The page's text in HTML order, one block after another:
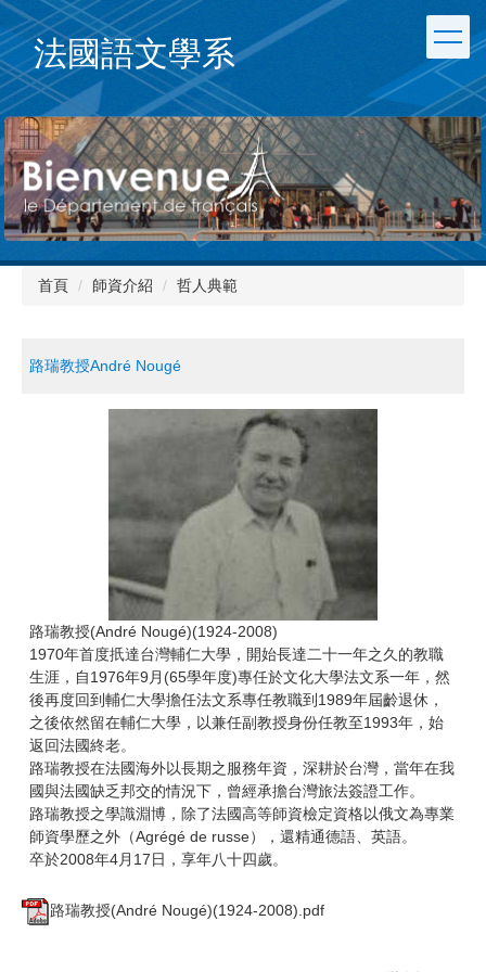
跳
到
主
要
內
容
區
法國語文學系
首頁 師資介紹 哲人典範
路瑞教授André Nougé
路瑞教授(André Nougé)(1924-2008)
1970年首度扺達台灣輔仁大學，開始長達二十一年之久的教職
生涯，自1976年9月(65學年度)專任於文化大學法文系一年，然
後再度回到輔仁大學擔任法文系專任教職到1989年屆齡退休，
之後依然留在輔仁大學，以兼任副教授身份任教至1993年，始
返回法國終老。
路瑞教授在法國海外以長期之服務年資，深耕於台灣，當年在我
國與法國缺乏邦交的情況下，曾經承擔台灣旅法簽證工作。
路瑞教授之學識淵博，除了法國高等師資檢定資格以俄文為專業
師資學歷之外（Agrégé de russe），還精通德語、英語。
卒於2008年4月17日，享年八十四歲。
路瑞教授(André Nougé)(1924-2008).pdf